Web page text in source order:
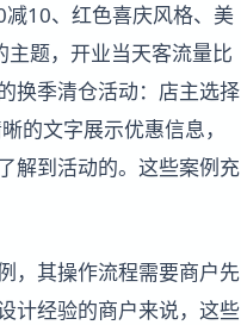
10、红色喜庆风格、美
主题，开业当天客流量比
换季清仓活动：店主选择
的文字展示优惠信息，
解到活动的。这些案例充
，其操作流程需要商户先
计经验的商户来说，这些